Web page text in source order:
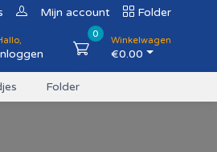
Mijn account Folder
0
Winkelwagen
€0.00
Folder